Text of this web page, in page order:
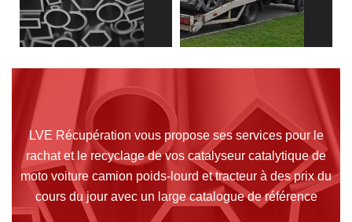
LVE Récupération vous propose ses services pour le
rachat et le recyclage de vos catalyseur catalytique de
moto voiture camion poids-lourd et tracteur à des prix du
cours du jour avec un large catalogue de référence